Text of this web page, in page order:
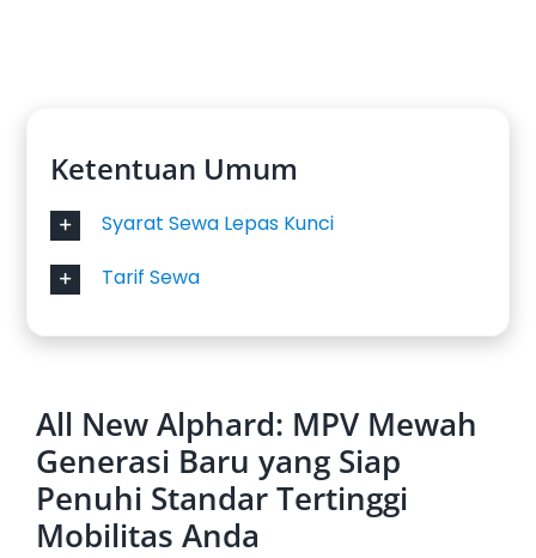
Ketentuan Umum
Syarat Sewa Lepas Kunci
Tarif Sewa
All New Alphard: MPV Mewah
Generasi Baru yang Siap
Penuhi Standar Tertinggi
Mobilitas Anda